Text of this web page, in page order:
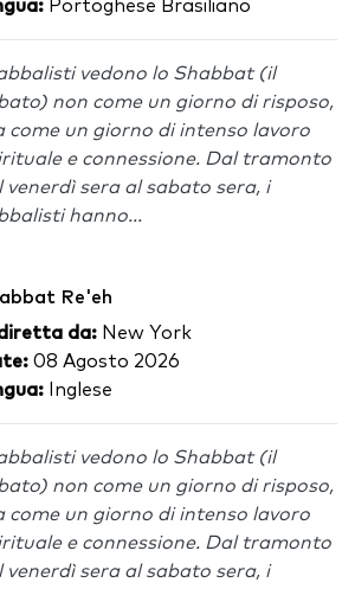
Portoghese Brasiliano
vedono lo Shabbat (il
non come un giorno di risposo,
come un giorno di intenso lavoro
e connessione. Dal tramonto
venerdì sera al sabato sera, i
hanno...
Re'eh
diretta da: New York
08 Agosto 2026
Inglese
vedono lo Shabbat (il
non come un giorno di risposo,
come un giorno di intenso lavoro
e connessione. Dal tramonto
venerdì sera al sabato sera, i